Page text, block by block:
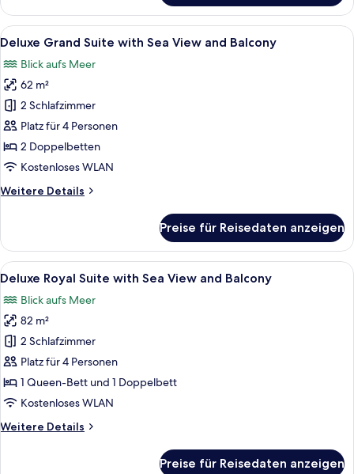
anzeigen
Family
Duplex
Suite
Sea
View
and
Balcony
Alle
Fotos
für
Deluxe
Grand
Suite
with
Sea
and
Deluxe Grand Suite with Sea View
6
Deluxe Grand Suite with Sea View and Balcony
Blick aufs Meer
62 m²
2 Schlafzimmer
Platz für 4 Personen
2 Doppelbetten
Kostenloses WLAN
Weitere Details
Weitere
Grand
Suite
with
View
and
Balcony
Preise für Reisedaten anzeigen
Alle
Fotos
für
Deluxe
Royal
Suite
with
Sea
and
Ein modernes Wohnzimmer mit
7
Deluxe Royal Suite with Sea View and Balcony
Blick aufs Meer
82 m²
2 Schlafzimmer
Platz für 4 Personen
1 Queen-Bett und 1 Doppelbett
Kostenloses WLAN
Weitere Details
Weitere
Preise für Reisedaten anzeigen